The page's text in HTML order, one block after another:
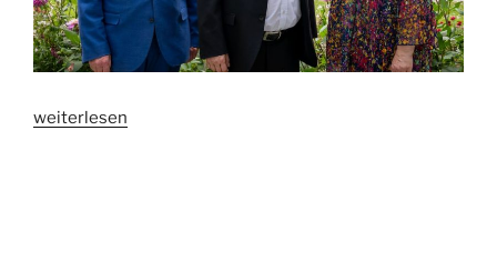
„Wählergruppe
weiterlesen